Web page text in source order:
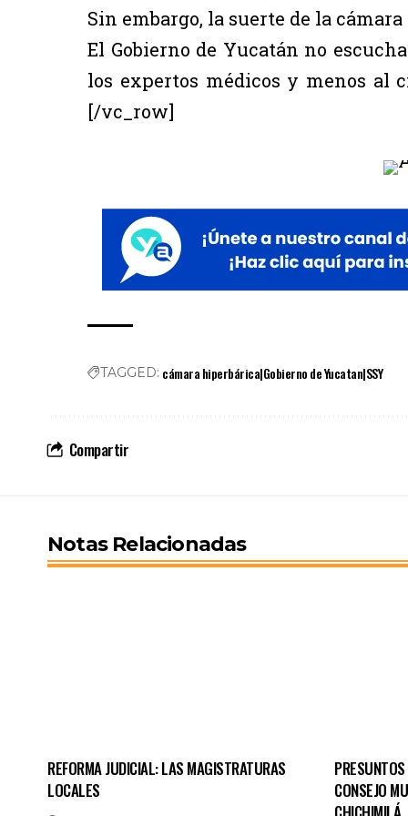
Sin embargo, la suerte de la
El Gobierno de Yucatán no
los expertos médicos y menos al
[/vc_row]
TAGGED: cámara hiperbárica|Gobierno de Yucatan|SSY
Compartir
Notas Relacionadas
REFORMA JUDICIAL: LAS MAGISTRATURAS
LOCALES
CONSEJO